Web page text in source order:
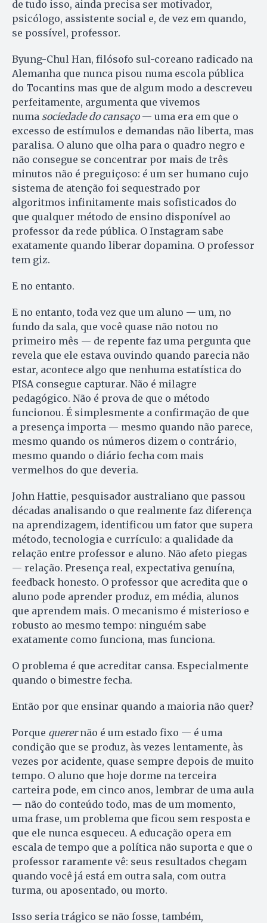
de tudo isso, ainda precisa ser motivador,
psicólogo, assistente social e, de vez em quando,
se possível, professor.
Byung-Chul Han, filósofo sul-coreano radicado na
Alemanha que nunca pisou numa escola pública
do Tocantins mas que de algum modo a descreveu
perfeitamente, argumenta que vivemos
numa sociedade do cansaço— uma era em que o
excesso de estímulos e demandas não liberta, mas
paralisa. O aluno que olha para o quadro negro e
não consegue se concentrar por mais de três
minutos não é preguiçoso: é um ser humano cujo
sistema de atenção foi sequestrado por
algoritmos infinitamente mais sofisticados do
que qualquer método de ensino disponível ao
professor da rede pública. O Instagram sabe
exatamente quando liberar dopamina. O professor
tem giz.
E no entanto.
E no entanto, toda vez que um aluno — um, no
fundo da sala, que você quase não notou no
primeiro mês — de repente faz uma pergunta que
revela que ele estava ouvindo quando parecia não
estar, acontece algo que nenhuma estatística do
PISA consegue capturar. Não é milagre
pedagógico. Não é prova de que o método
funcionou. É simplesmente a confirmação de que
a presença importa — mesmo quando não parece,
mesmo quando os números dizem o contrário,
mesmo quando o diário fecha com mais
vermelhos do que deveria.
John Hattie, pesquisador australiano que passou
décadas analisando o que realmente faz diferença
na aprendizagem, identificou um fator que supera
método, tecnologia e currículo: a qualidade da
relação entre professor e aluno. Não afeto piegas
— relação. Presença real, expectativa genuína,
feedback honesto. O professor que acredita que o
aluno pode aprender produz, em média, alunos
que aprendem mais. O mecanismo é misterioso e
robusto ao mesmo tempo: ninguém sabe
exatamente como funciona, mas funciona.
O problema é que acreditar cansa. Especialmente
quando o bimestre fecha.
Então por que ensinar quando a maioria não quer?
Porque querernão é um estado fixo — é uma
condição que se produz, às vezes lentamente, às
vezes por acidente, quase sempre depois de muito
tempo. O aluno que hoje dorme na terceira
carteira pode, em cinco anos, lembrar de uma aula
— não do conteúdo todo, mas de um momento,
uma frase, um problema que ficou sem resposta e
que ele nunca esqueceu. A educação opera em
escala de tempo que a política não suporta e que o
professor raramente vê: seus resultados chegam
quando você já está em outra sala, com outra
turma, ou aposentado, ou morto.
Isso seria trágico se não fosse, também,